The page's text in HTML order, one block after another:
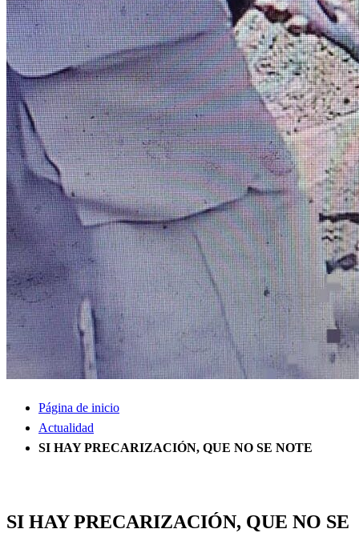
Página de inicio
Actualidad
SI HAY PRECARIZACIÓN, QUE NO SE NOTE
SI HAY PRECARIZACIÓN, QUE NO SE